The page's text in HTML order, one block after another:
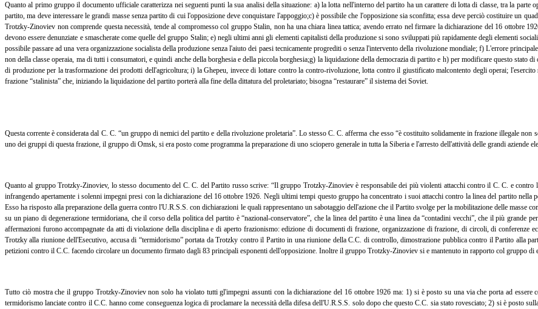
Quanto al primo gruppo il documento ufficiale caratterizza nei seguenti punti la sua analisi della situazione: a) la lotta nell'interno del partito ha un carattere di lotta di classe, tra la parte
partito, ma deve interessare le grandi masse senza partito di cui l'opposizione deve conquistare l'appoggio;c) è possibile che l'opposizione sia sconfitta; essa deve perciò costituire un
Trotzky-Zinoviev non comprende questa necessità, tende al compromesso col gruppo Stalin, non ha una chiara linea tattica; avendo errato nel firmare la dichiarazione del 16 ottobre
devono essere denunziate e smascherate come quelle del gruppo Stalin; e) negli ultimi anni gli elementi capitalisti della produzione si sono sviluppati più rapidamente degli elementi
possibile passare ad una vera organizzazione socialista della produzione senza l'aiuto dei paesi tecnicamente progrediti o senza l'intervento della rivoluzione mondiale; f) L'errore
non della classe operaia, ma di tutti i consumatori, e quindi anche della borghesia e della piccola borghesia;g) la liquidazione della democrazia di partito e h) per modificare questo stato di
di produzione per la trasformazione dei prodotti dell'agricoltura;i) la Ghepeu, invece di lottare contro la contro-rivoluzione, lotta contro il giustificato malcontento degli operai;
frazione “stalinista” che, iniziando la liquidazione del partito porterà alla fine della dittatura del proletariato; bisogna “restaurare” il sistema dei Soviet.
Questa corrente è considerata dal C. C. “un gruppo di nemici del partito e della rivoluzione proletaria”. Lo stesso C. C. afferma che esso “è costituito solidamente in frazione illegale
uno dei gruppi di questa frazione, il gruppo di Omsk, si era posto come programma la preparazione di uno sciopero generale in tutta la Siberia e l'arresto dell'attività delle grandi aziende
Quanto al gruppo Trotzky-Zinoviev, lo stesso documento del C. C. del Partito russo scrive: “Il gruppo Trotzky-Zinoviev è responsabile dei più violenti attacchi contro il C. C. e
infrangendo apertamente i solenni impegni presi con la dichiarazione del 16 ottobre 1926. Negli ultimi tempi questo gruppo ha concentrato i suoi attacchi contro la linea del partito
Esso ha risposto alla preparazione della guerra contro l'U.R.S.S. con dichiarazioni le quali rappresentano un sabotaggio dell'azione che il Partito svolge per la mobilitazione delle masse
su un piano di degenerazione termidoriana, che il corso della politica del partito è “nazional-conservatore”, che la linea del partito è una linea da “contadini vecchi”, che il più grande
affermazioni furono accompagnate da atti di violazione della disciplina e di aperto frazionismo: edizione di documenti di frazione, organizzazione di frazione, di circoli, di conferenze
Trotzky alla riunione dell'Esecutivo, accusa di “termidorismo” portata da Trotzky contro il Partito in una riunione della C.C. di controllo, dimostrazione pubblica contro il Partito alla
petizioni contro il C.C. facendo circolare un documento firmato dagli 83 principali esponenti dell'opposizione. Inoltre il gruppo Trotzky-Zinoviev si e mantenuto in rapporto col gruppo di
Tutto ciò mostra che il gruppo Trotzky-Zinoviev non solo ha violato tutti gl'impegni assunti con la dichiarazione del 16 ottobre 1926 ma: 1) si è posto su una via che porta ad
termidorismo lanciate contro il C.C. hanno come conseguenza logica di proclamare la necessità della difesa dell'U.R.S.S. solo dopo che questo C.C. sia stato rovesciato; 2) si è posto